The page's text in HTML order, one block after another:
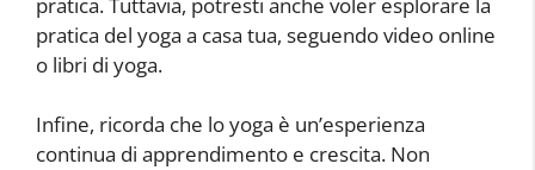
pratica del yoga a casa tua, seguendo video online
o libri di yoga.
Infine, ricorda che lo yoga è un’esperienza
continua di apprendimento e crescita. Non